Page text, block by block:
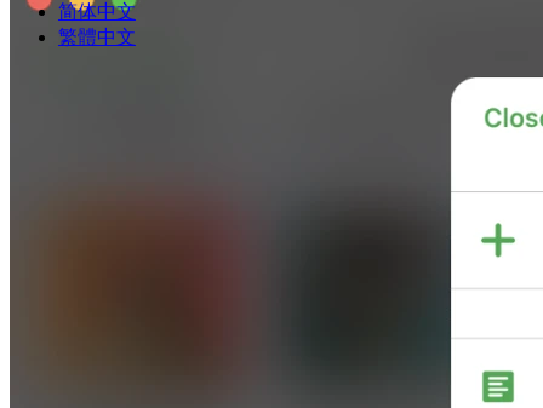
简体中文
繁體中文